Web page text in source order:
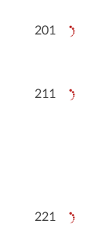
201
211
221